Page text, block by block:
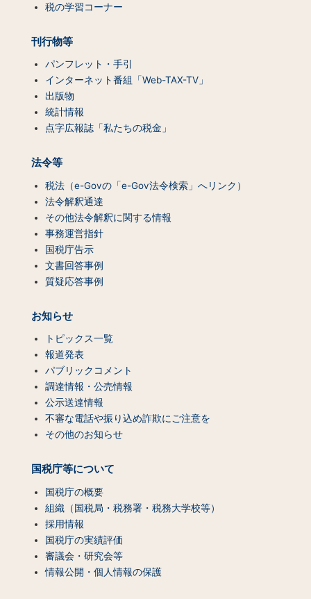
税の学習コーナー
刊行物等
パンフレット・手引
インターネット番組「Web-TAX-TV」
出版物
統計情報
点字広報誌「私たちの税金」
法令等
税法（e-Govの「e-Gov法令検索」へリンク）
法令解釈通達
その他法令解釈に関する情報
事務運営指針
国税庁告示
文書回答事例
質疑応答事例
お知らせ
トピックス一覧
報道発表
パブリックコメント
調達情報・公売情報
公示送達情報
不審な電話や振り込め詐欺にご注意を
その他のお知らせ
国税庁等について
国税庁の概要
組織（国税局・税務署・税務大学校等）
採用情報
国税庁の実績評価
審議会・研究会等
情報公開・個人情報の保護